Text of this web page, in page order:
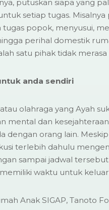
putuskan siapa yang
setiap tugas. Misalnya
popok, menyusui,
perihal domestik
satu pihak tidak
anda sendiri
olahraga yang Ayah
mental dan
dengan orang lain.
terlebih dahulu
sampai jadwal
waktu untuk
Anak SIGAP, Tanoto